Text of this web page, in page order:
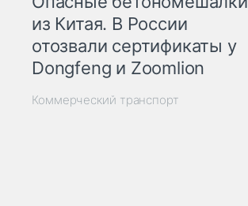
из Китая. В России
отозвали сертификаты у
Dongfeng и Zoomlion
Коммерческий транспорт